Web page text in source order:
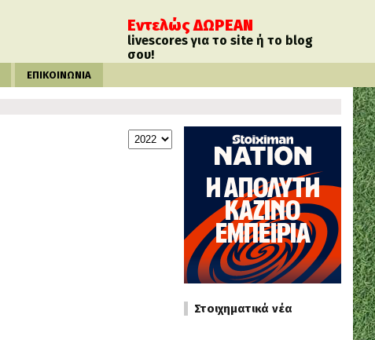
Εντελώς ΔΩΡΕΑΝ
livescores για το site ή το blog
σου!
ΕΠΙΚΟΙΝΩΝΙΑ
Στοιχηματικά νέα